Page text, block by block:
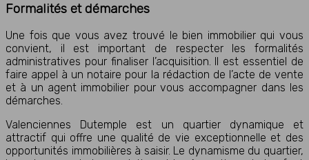
Formalités et démarches
Une fois que vous avez trouvé le bien immobilier qui vous
convient, il est important de respecter les formalités
administratives pour finaliser l’acquisition. Il est essentiel de
faire appel à un notaire pour la rédaction de l’acte de vente
et à un agent immobilier pour vous accompagner dans les
démarches.
Valenciennes Dutemple est un quartier dynamique et
attractif qui offre une qualité de vie exceptionnelle et des
opportunités immobilières à saisir. Le dynamisme du quartier,